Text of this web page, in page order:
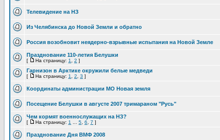
Телевидение на НЗ
Из Челябинска до Новой Земли и обратно
Россия возобновит неядерно-взрывные испытания на Новой Земле
Празднование 110-летия Белушки
[ На страницу: 1 2 ]
Гарнизон в Арктике окружили белые медведи
[ На страницу: 1 2 3 ]
Координаты администрации МО Новая земля
Посещение Белушки в августе 2007 тримараном "Русь"
Чем кормят военнослужащих на НЗ?
[ На страницу: 1 5 6 7 ]
Празднование Дня ВМФ 2008